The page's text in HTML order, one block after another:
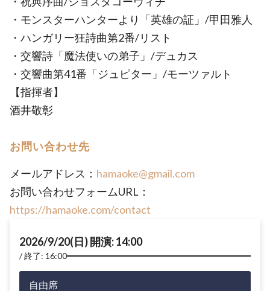
・モンスターハンターより「英雄の証」/甲田雅人
・ハンガリー狂詩曲第2番/リスト
・交響詩「魔法使いの弟子」/デュカス
・交響曲第41番「ジュピター」/モーツァルト
【指揮者】
酒井敬彰
お問い合わせ先
メールアドレス： hamaoke@gmail.com
お問い合わせフォームURL：
https://hamaoke.com/contact
2026/9/20(日) 開演: 14:00
終了: 16:00
自由席